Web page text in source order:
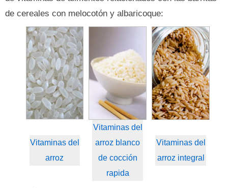
de cereales con melocotón y albaricoque:
Vitaminas del
arroz
Vitaminas del
arroz blanco
de cocción
rapida
Vitaminas del
arroz integral